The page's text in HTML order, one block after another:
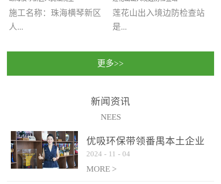
将会成为一棵参天大树！
优吸环保截止2020年拥有
全国600家网点分支机构。
内除甲醛空气治理项目
施工名称：珠海横琴新区
人...
民法院室内除甲醛空气治
保施工日期：2020年1月珠
室内除甲醛空气治理项目
莲花山出入境边防检查站
是...
国家通过设在对外开放口
（及各出入境边防检查
更多>>
新闻资讯
NEES
优吸环保带领番禺本​土企业
勇敢破局向“新”
2024 - 11 - 04
MORE >